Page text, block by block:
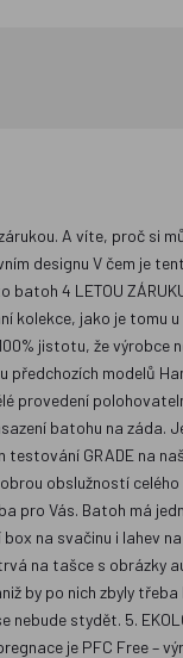
A víte, proč si
designu V čem je
4 LETOU
kolekce, jako je tomu
jistotu, že výrobce
modelů
provedení
batohu na záda.
GRADE na
dobrou obslužností
pro Vás. Batoh má
na svačinu i lahev
na tašce s obrázky
by po nich zbyly
stydět. 5.
je PFC Free –